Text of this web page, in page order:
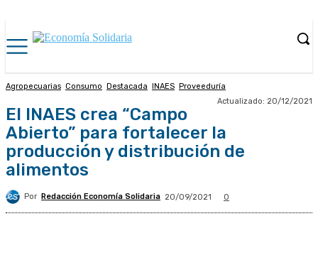
Agropecuarias Consumo Destacada INAES
Proveeduría
Actualizado: 20/12/2021
El INAES crea “Campo
Abierto” para fortalecer la
producción y distribución de
alimentos
Por Redacción Economía Solidaria 20/09/2021 0